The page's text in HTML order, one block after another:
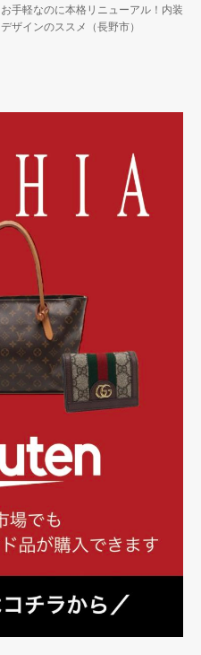
お手軽なのに本格リニューアル！内装
デザインのススメ（長野市）